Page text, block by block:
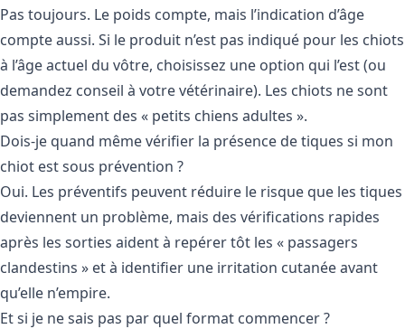
Pas toujours. Le poids compte, mais l’indication d’âge
compte aussi. Si le produit n’est pas indiqué pour les chiots
à l’âge actuel du vôtre, choisissez une option qui l’est (ou
demandez conseil à votre vétérinaire). Les chiots ne sont
pas simplement des « petits chiens adultes ».
Dois-je quand même vérifier la présence de tiques si mon
chiot est sous prévention ?
Oui. Les préventifs peuvent réduire le risque que les tiques
deviennent un problème, mais des vérifications rapides
après les sorties aident à repérer tôt les « passagers
clandestins » et à identifier une irritation cutanée avant
qu’elle n’empire.
Et si je ne sais pas par quel format commencer ?